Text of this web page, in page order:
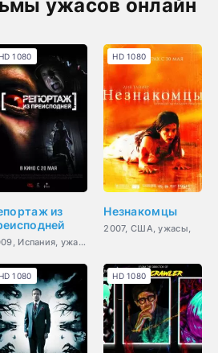
ужасов онлайн
из
2009, Испания, ужасы,
1080
Незнакомцы
2007, США, ужасы,
HD 1080
1080 HD 1080